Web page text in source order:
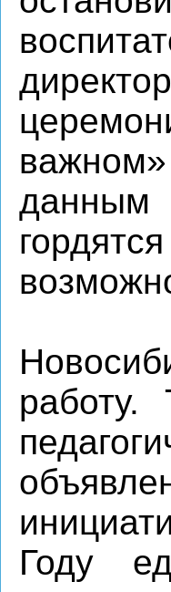
данным
работу.
Году